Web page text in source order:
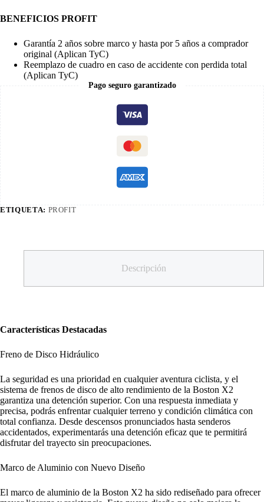
BENEFICIOS PROFIT
Garantía 2 años sobre marco y hasta por 5 años a comprador
original (Aplican TyC)
Reemplazo de cuadro en caso de accidente con perdida total
(Aplican TyC)
Pago seguro garantizado
ETIQUETA: PROFIT
Descripción
Características Destacadas
Freno de Disco Hidráulico
La seguridad es una prioridad en cualquier aventura ciclista, y el
sistema de frenos de disco de alto rendimiento de la Boston X2
garantiza una detención superior. Con una respuesta inmediata y
precisa, podrás enfrentar cualquier terreno y condición climática con
total confianza. Desde descensos pronunciados hasta senderos
accidentados, experimentarás una detención eficaz que te permitirá
disfrutar del trayecto sin preocupaciones.
Marco de Aluminio con Nuevo Diseño
El marco de aluminio de la Boston X2 ha sido rediseñado para ofrecer